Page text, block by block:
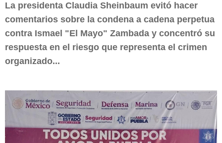
La presidenta Claudia Sheinbaum evitó hacer
comentarios sobre la condena a cadena perpetua
contra Ismael "El Mayo" Zambada y concentró su
respuesta en el riesgo que representa el crimen
organizado...